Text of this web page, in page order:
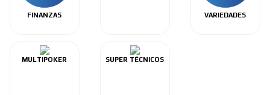
FINANZAS VARIEDADES
MULTIPOKER SUPER TÉCNICOS